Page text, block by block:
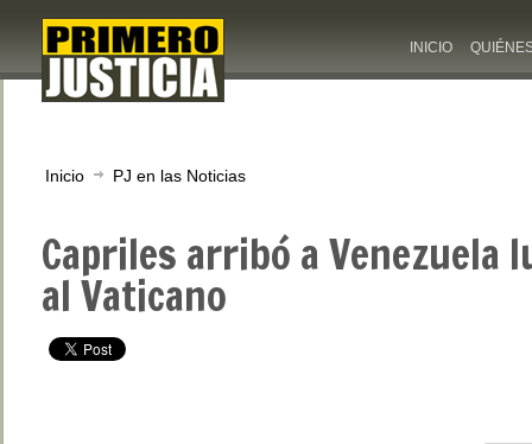
INICIO
Inicio PJ en las Noticias
Capriles arribó a Venezuela
al Vaticano